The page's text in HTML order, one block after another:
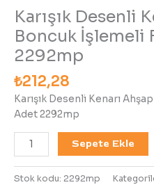
Karışık Desenli
Boncuk İşlemeli
2292mp
₺212,28
Karışık Desenli Kenarı
Adet 2292mp
Sepete Ekle
Stok kodu: 2292mp